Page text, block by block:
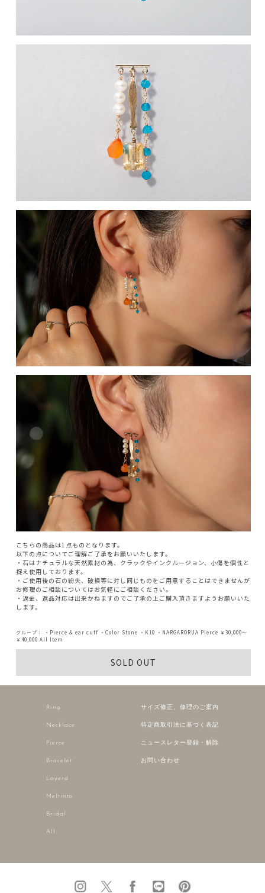
こちらの商品は1点ものとなります。
以下の点についてご理解ご了承をお願いいたします。
・石はナチュラルな天然素材の為、クラックやインクルージョン、小傷を個性と
捉え使用しております。
・ご使用後の石の紛失、破損等に対し同じものをご用意することはできませんが
お修理のご相談についてはお気軽にご相談ください。
・返金、返品対応は出来かねますのでご了承の上ご購入頂きますようお願いいた
します。
グループ： ・Pierce & ear cuff ・Color Stone ・K10 ・NARGARORUA Pierce ￥30,000～
￥40,000 All Item
SOLD OUT
Ring
Necklace
Pierce
Bracelet
Layerd
Meltinto
Bridal
All
サイズ修正、修理のご案内
特定商取引法に基づく表記
ニュースレター登録・解除
お問い合わせ